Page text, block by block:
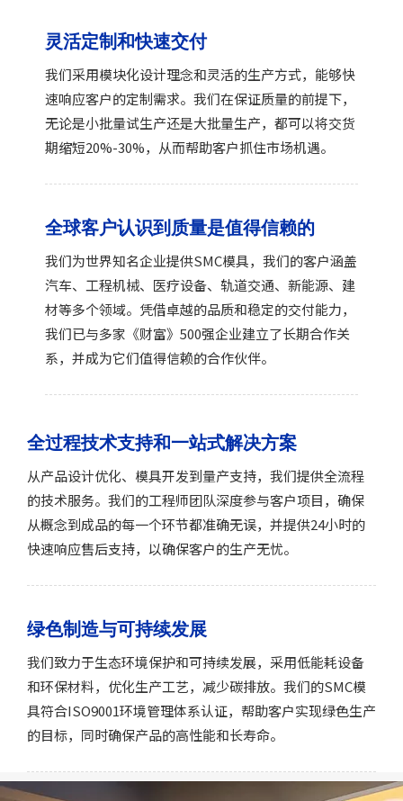
灵活定制和快速交付
我们采用模块化设计理念和灵活的生产方式，能够快
速响应客户的定制需求。我们在保证质量的前提下，
无论是小批量试生产还是大批量生产，都可以将交货
期缩短20%-30%，从而帮助客户抓住市场机遇。
全球客户认识到质量是值得信赖的
我们为世界知名企业提供SMC模具，我们的客户涵盖
汽车、工程机械、医疗设备、轨道交通、新能源、建
材等多个领域。凭借卓越的品质和稳定的交付能力，
我们已与多家《财富》500强企业建立了长期合作关
系，并成为它们值得信赖的合作伙伴。
全过程技术支持和一站式解决方案
从产品设计优化、模具开发到量产支持，我们提供全流程
的技术服务。我们的工程师团队深度参与客户项目，确保
从概念到成品的每一个环节都准确无误，并提供24小时的
快速响应售后支持，以确保客户的生产无忧。
绿色制造与可持续发展
我们致力于生态环境保护和可持续发展，采用低能耗设备
和环保材料，优化生产工艺，减少碳排放。我们的SMC模
具符合ISO9001环境管理体系认证，帮助客户实现绿色生产
的目标，同时确保产品的高性能和长寿命。